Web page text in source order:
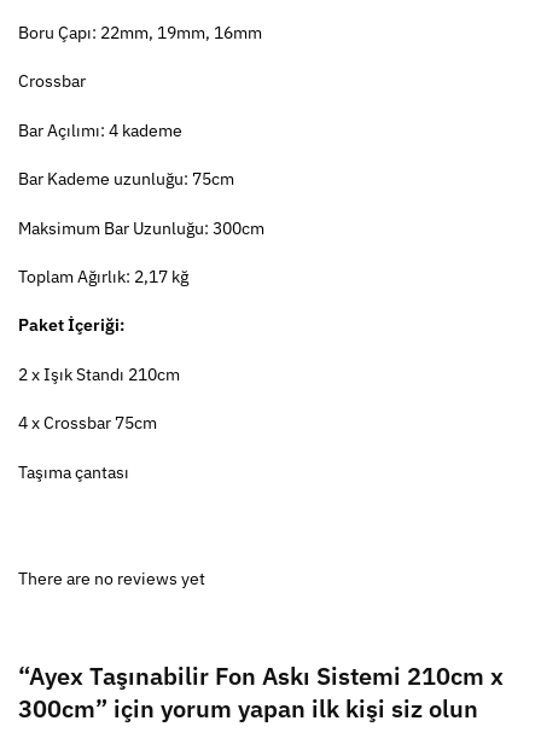
Boru Çapı: 22mm, 19mm, 16mm
Crossbar
Bar Açılımı: 4 kademe
Bar Kademe uzunluğu: 75cm
Maksimum Bar Uzunluğu: 300cm
Toplam Ağırlık: 2,17 kğ
Paket İçeriği:
2 x Işık Standı 210cm
4 x Crossbar 75cm
Taşıma çantası
There are no reviews yet
“Ayex Taşınabilir Fon Askı Sistemi 210cm x
300cm” için yorum yapan ilk kişi siz olun